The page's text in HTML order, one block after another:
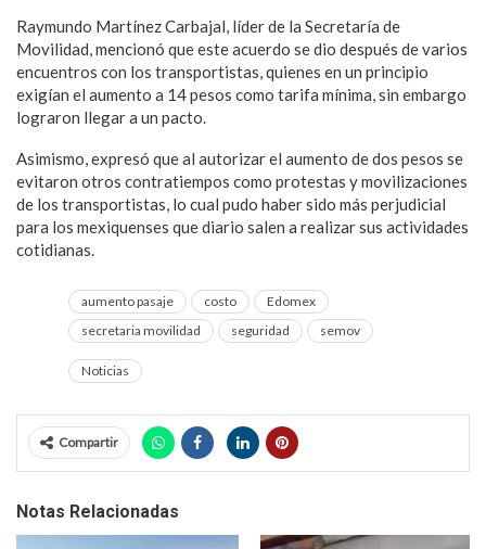
Raymundo Martínez Carbajal, líder de la Secretaría de
Movilidad, mencionó que este acuerdo se dio después de varios
encuentros con los transportistas, quienes en un principio
exigían el aumento a 14 pesos como tarifa mínima, sin embargo
lograron llegar a un pacto.
Asimismo, expresó que al autorizar el aumento de dos pesos se
evitaron otros contratiempos como protestas y movilizaciones
de los transportistas, lo cual pudo haber sido más perjudicial
para los mexiquenses que diario salen a realizar sus actividades
cotidianas.
aumento pasaje costo
Edomex
secretaria movilidad
seguridad semov
Noticias
Compartir
Notas Relacionadas